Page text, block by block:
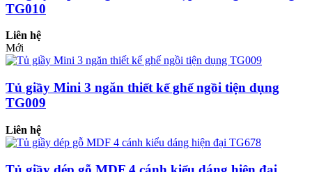
TG010
Liên hệ
Mới
Tủ giầy Mini 3 ngăn thiết kế ghế ngồi tiện dụng
TG009
Liên hệ